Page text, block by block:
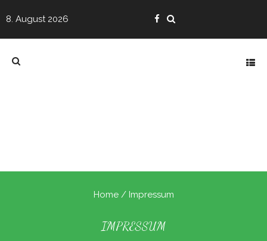
8. August 2026
Home/ Impressum
IMPRESSUM